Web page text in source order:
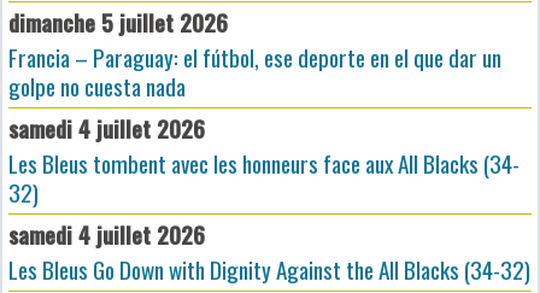
dimanche 5 juillet 2026
Francia – Paraguay: el fútbol, ese deporte en el que dar un
golpe no cuesta nada
samedi 4 juillet 2026
Les Bleus tombent avec les honneurs face aux All Blacks (34-
32)
samedi 4 juillet 2026
Les Bleus Go Down with Dignity Against the All Blacks (34-32)